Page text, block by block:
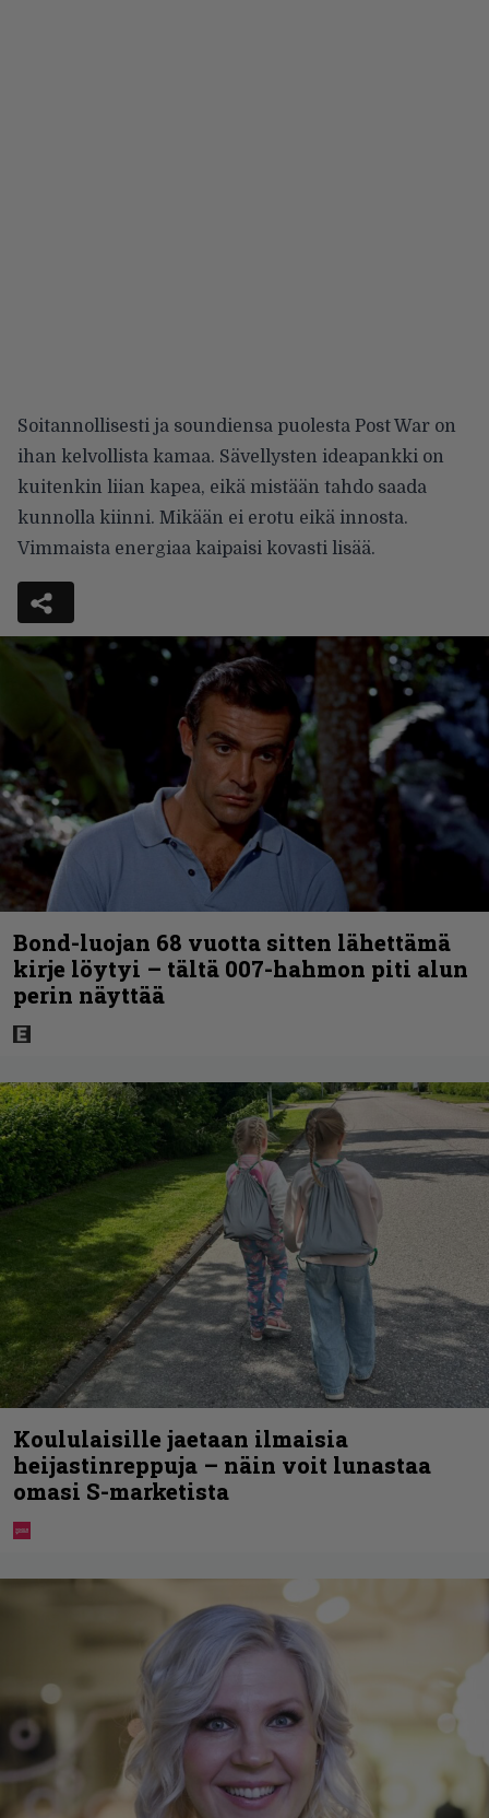
Soitannollisesti ja soundiensa puolesta Post War on
ihan kelvollista kamaa. Sävellysten ideapankki on
kuitenkin liian kapea, eikä mistään tahdo saada
kunnolla kiinni. Mikään ei erotu eikä innosta.
Vimmaista energiaa kaipaisi kovasti lisää.
Bond-luojan 68 vuotta sitten lähettämä
kirje löytyi – tältä 007-hahmon piti alun
perin näyttää
Koululaisille jaetaan ilmaisia
heijastinreppuja – näin voit lunastaa
omasi S-marketista